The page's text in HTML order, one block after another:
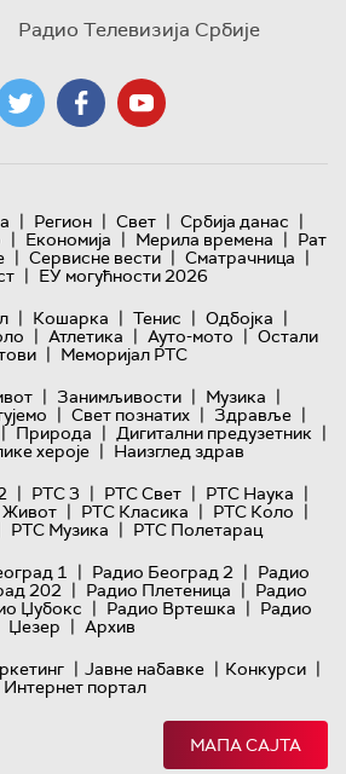
Радио Телевизија Србије
| Регион | Свет | Србија данас |
| Економија | Мерила времена | Рат
| Сервисне вести | Сматрачница |
| ЕУ могућности 2026
| Кошарка | Тенис | Одбојка |
| Атлетика | Ауто-мото | Остали
| Меморијал РТС
| Занимљивости | Музика |
| Свет познатих | Здравље |
| Природа | Дигитални предузетник |
хероје | Наизглед здрав
| РТС 3 | РТС Свет | РТС Наука |
| РТС Класика | РТС Коло |
РТС Музика | РТС Полетарац
1 | Радио Београд 2 | Радио
202 | Радио Плетеница | Радио
Џубокс | Радио Вртешка | Радио
Џезер | Архив
| Јавне набавке | Конкурси |
Интернет портал
МАПА САЈТА